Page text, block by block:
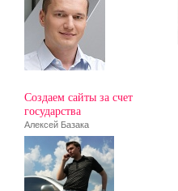
Создаем сайты за счет
государства
Алексей Базака